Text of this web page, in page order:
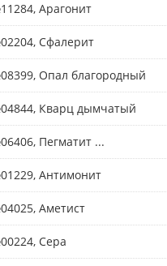
Арагонит
Сфалерит
Опал благородный
Кварц дымчатый
Пегматит ...
Антимонит
Аметист
Сера